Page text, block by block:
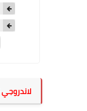
لاندروجي Andro-G اسبرين طبيعي